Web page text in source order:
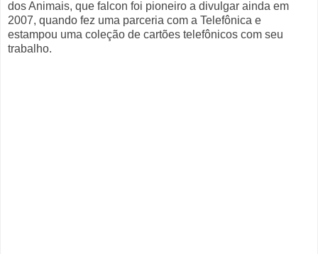
dos Animais, que falcon foi pioneiro a divulgar ainda em
2007, quando fez uma parceria com a Telefônica e
estampou uma coleção de cartões telefônicos com seu
trabalho.